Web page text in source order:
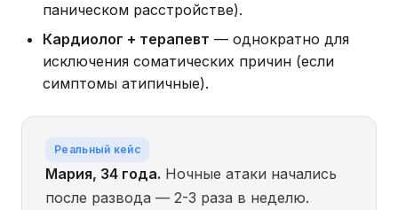
паническом расстройстве).
Кардиолог + терапевт — однократно для
исключения соматических причин (если
симптомы атипичные).
Реальный кейс
Мария, 34 года. Ночные атаки начались
после развода — 2-3 раза в неделю.